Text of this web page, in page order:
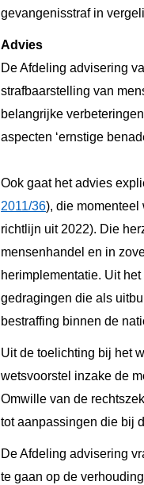
gevangenisstraf in
Advies
De Afdeling advisering
strafbaarstelling van
belangrijke
aspecten ‘ernstige
Ook gaat het advies
2011/36), die momenteel
richtlijn uit 2022). Die
mensenhandel en in
herimplementatie. Uit
gedragingen die als
bestraffing binnen de
Uit de toelichting bij het
wetsvoorstel inzake de
Omwille van de
tot aanpassingen die bij
De Afdeling advisering
te gaan op de